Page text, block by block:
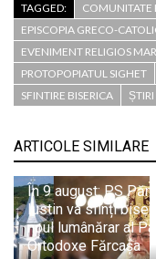
TAGGED:
COMUNITATE
EPISCOPIA GRECO-
EVENIMENT RELIGIOS
PROTOPOPIATUL SIGHET
SFINTIRE BISERICA
ARTICOLE SIMILARE
În 9 august: PS
Iustin va sfinți
noul lumânărar al
Ortodoxe Fărcașa